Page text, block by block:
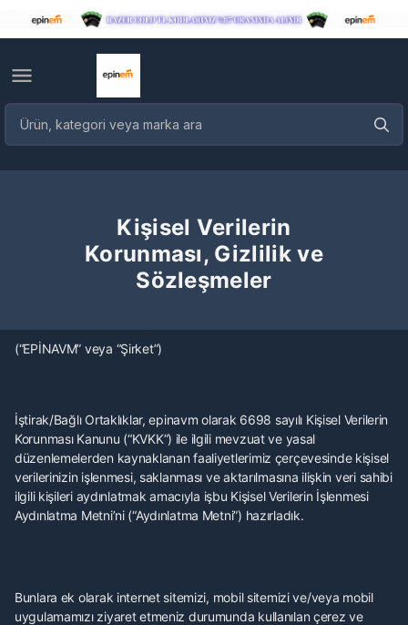
Kişisel Verilerin
Korunması, Gizlilik ve
Sözleşmeler
(“EPİNAVM” veya “Şirket”)
İştirak/Bağlı Ortaklıklar, epinavm olarak 6698 sayılı Kişisel Verilerin
Korunması Kanunu (“KVKK”) ile ilgili mevzuat ve yasal
düzenlemelerden kaynaklanan faaliyetlerimiz çerçevesinde kişisel
verilerinizin işlenmesi, saklanması ve aktarılmasına ilişkin veri sahibi
ilgili kişileri aydınlatmak amacıyla işbu Kişisel Verilerin İşlenmesi
Aydınlatma Metni’ni (“Aydınlatma Metni”) hazırladık.
Bunlara ek olarak internet sitemizi, mobil sitemizi ve/veya mobil
uygulamamızı ziyaret etmeniz durumunda kullanılan çerez ve